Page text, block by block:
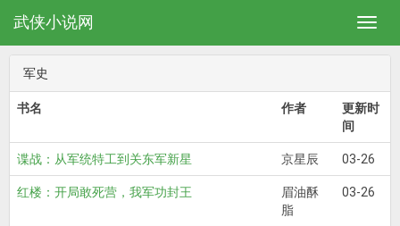
武侠小说网
军史
书名 作者
更新时
间
谍战：从军统特工到关东军新星 京星辰 03-26
红楼：开局敢死营，我军功封王
眉油酥
脂
03-26